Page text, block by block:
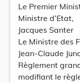
Le Premier
Ministre d’Etat,
Jacques Santer
Le Ministre des
Jean-Claude
Règlement
modifiant le